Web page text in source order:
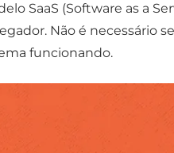
SaaS (Software as a
Não é necessário
funcionando.